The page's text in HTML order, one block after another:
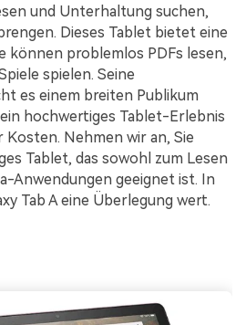
und Unterhaltung suchen,
Dieses Tablet bietet eine
können problemlos PDFs lesen,
spielen. Seine
es einem breiten Publikum
hochwertiges Tablet-Erlebnis
Kosten. Nehmen wir an, Sie
Tablet, das sowohl zum Lesen
Anwendungen geeignet ist. In
Tab A eine Überlegung wert.